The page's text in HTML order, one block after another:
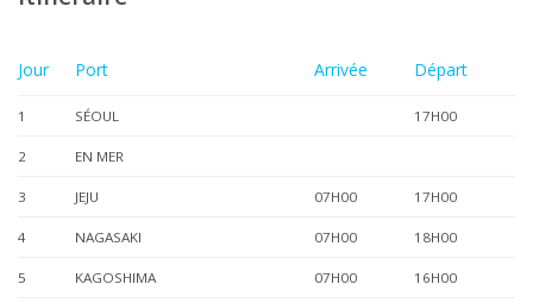
Jour Port Arrivée Départ
1 SÉOUL 17H00
2 EN MER
3 JEJU 07H00 17H00
4 NAGASAKI 07H00 18H00
5 KAGOSHIMA 07H00 16H00